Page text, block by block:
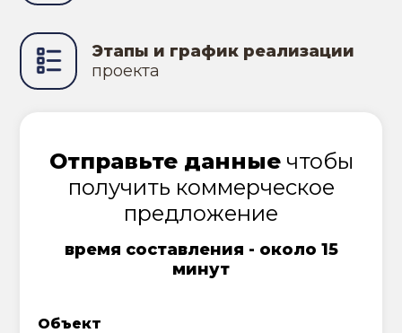
Этапы и график реализации
проекта
Отправьте данныечтобы
получить коммерческое
предложение
время составления - около 15
минут
Объект